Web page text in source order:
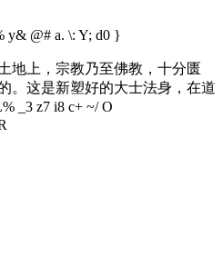
y& @# a. \: Y; d0 }
地上，宗教乃至佛教，十分匮
。这是新塑好的大士法身，在道
_3 z7 i8 c+ ~/ O